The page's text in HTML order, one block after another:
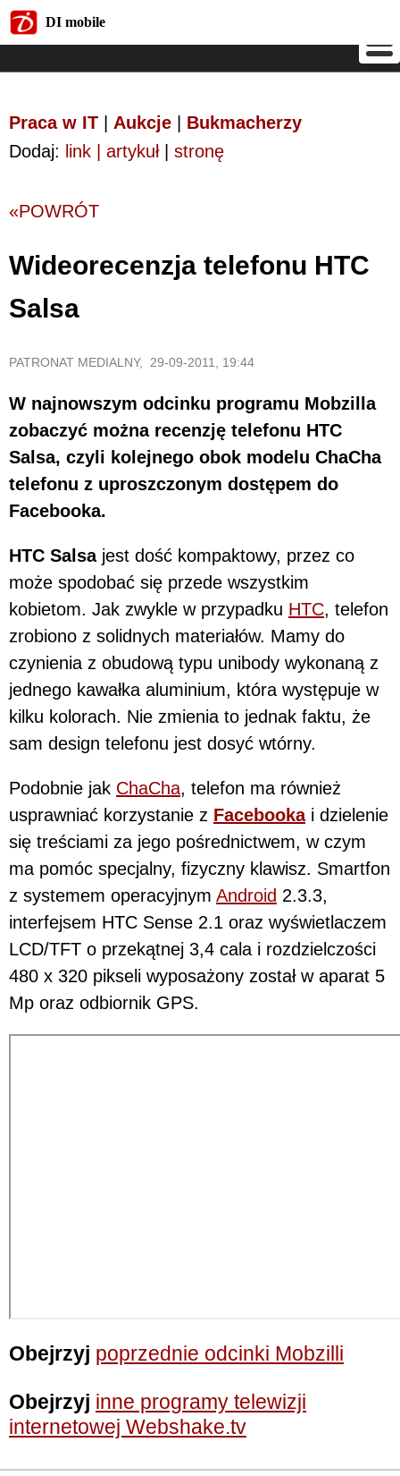
DI mobile
Praca w IT Aukcje
Bukmacherzy
Dodaj: link | artykuł| stronę
«POWRÓT
Wideorecenzja telefonu HTC
Salsa
PATRONAT MEDIALNY, 29-09-2011, 19:44
W najnowszym odcinku programu Mobzilla
zobaczyć można recenzję telefonu HTC
Salsa, czyli kolejnego obok modelu ChaCha
telefonu z uproszczonym dostępem do
Facebooka.
HTC Salsajest dość kompaktowy, przez co
może spodobać się przede wszystkim
kobietom. Jak zwykle w przypadku HTC, telefon
zrobiono z solidnych materiałów. Mamy do
czynienia z obudową typu unibody wykonaną z
jednego kawałka aluminium, która występuje w
kilku kolorach. Nie zmienia to jednak faktu, że
sam design telefonu jest dosyć wtórny.
Podobnie jak ChaCha, telefon ma również
usprawniać korzystanie z Facebookai dzielenie
się treściami za jego pośrednictwem, w czym
ma pomóc specjalny, fizyczny klawisz. Smartfon
z systemem operacyjnym Android 2.3.3,
interfejsem HTC Sense 2.1 oraz wyświetlaczem
LCD/TFT o przekątnej 3,4 cala i rozdzielczości
480 x 320 pikseli wyposażony został w aparat 5
Mp oraz odbiornik GPS.
Obejrzyj poprzednie odcinki Mobzilli
Obejrzyj inne programy telewizji
internetowej Webshake.tv
DI mobile